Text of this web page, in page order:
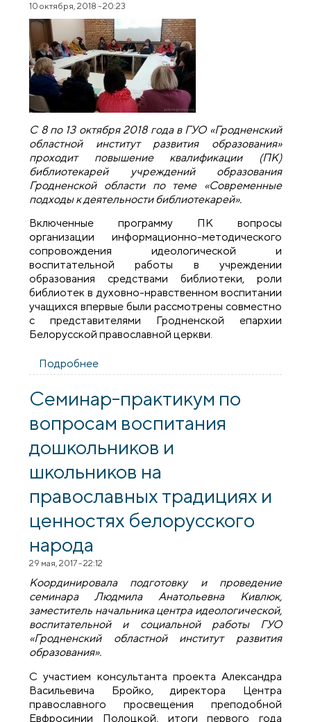
10 октября, 2018 - 20:23
С 8 по 13 октября 2018 года в ГУО «Гродненский
областной институт развития образования»
проходит повышение квалификации (ПК)
библиотекарей учреждений образования
Гродненской области по теме «Современные
подходы к деятельности библиотекарей».
Включенные программу ПК вопросы
организации информационно-методического
сопровождения идеологической и
воспитательной работы в учреждении
образования средствами библиотеки, роли
библиотек в духовно-нравственном воспитании
учащихся впервые были рассмотрены совместно
с представителями Гродненской епархии
Белорусской православной церкви.
Подробнее
провели в Покровском соборе
подходы к деятельности
библиотекарей»
Семинар-практикум по
вопросам воспитания
дошкольников и
школьников на
православных традициях и
ценностях белорусского
народа
29 мая, 2017 - 22:12
Координировала подготовку и проведение
семинара Людмила Анатольевна Кивлюк,
заместитель начальника центра идеологической,
воспитательной и социальной работы ГУО
«Гродненский областной институт развития
образования».
С участием консультанта проекта Александра
Васильевича Бройко, директора Центра
православного просвещения преподобной
Евфросинии Полоцкой, итоги первого года